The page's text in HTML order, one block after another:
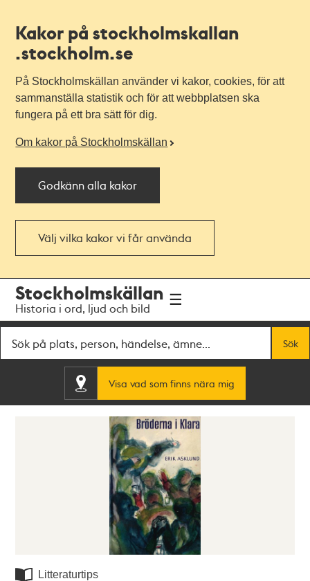
Kakor på stockholmskallan
.stockholm.se
På Stockholmskällan använder vi kakor, cookies, för att
sammanställa statistik och för att webbplatsen ska
fungera på ett bra sätt för dig.
Om kakor på Stockholmskällan
Godkänn alla kakor
Välj vilka kakor vi får använda
navigationen
huvudinnehållet
Stockholmskällan
Historia i ord, ljud och bild
Sök
Visa vad som finns nära mig
Litteraturtips